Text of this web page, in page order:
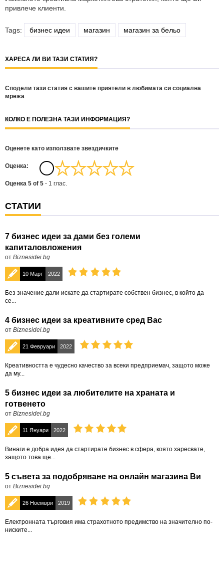
привлече клиенти.
Tags: бизнес идеи магазин магазин за бельо
ХАРЕСА ЛИ ВИ ТАЗИ СТАТИЯ?
Сподели тази статия с вашите приятели в любимата си социална
мрежа
КОЛКО Е ПОЛЕЗНА ТАЗИ ИНФОРМАЦИЯ?
Оценете като използвате звездичките
Oценка:
Оценка 5 of 5 - 1 глас.
СТАТИИ
7 бизнес идеи за дами без големи
капиталовложения
от Biznesidei.bg
10 Март 2022
Без значение дали искате да стартирате собствен бизнес, в който да
се...
4 бизнес идеи за креативните сред Вас
от Biznesidei.bg
21 Февруари 2022
Креативността е чудесно качество за всеки предприемач, защото може
да му...
5 бизнес идеи за любителите на храната и
готвенето
от Biznesidei.bg
11 Януари 2022
Винаги е добра идея да стартирате бизнес в сфера, която харесвате,
защото това ще...
5 съвета за подобряване на онлайн магазина Ви
от Biznesidei.bg
26 Ноември 2019
Електронната търговия има страхотното предимство на значително по-
ниските...